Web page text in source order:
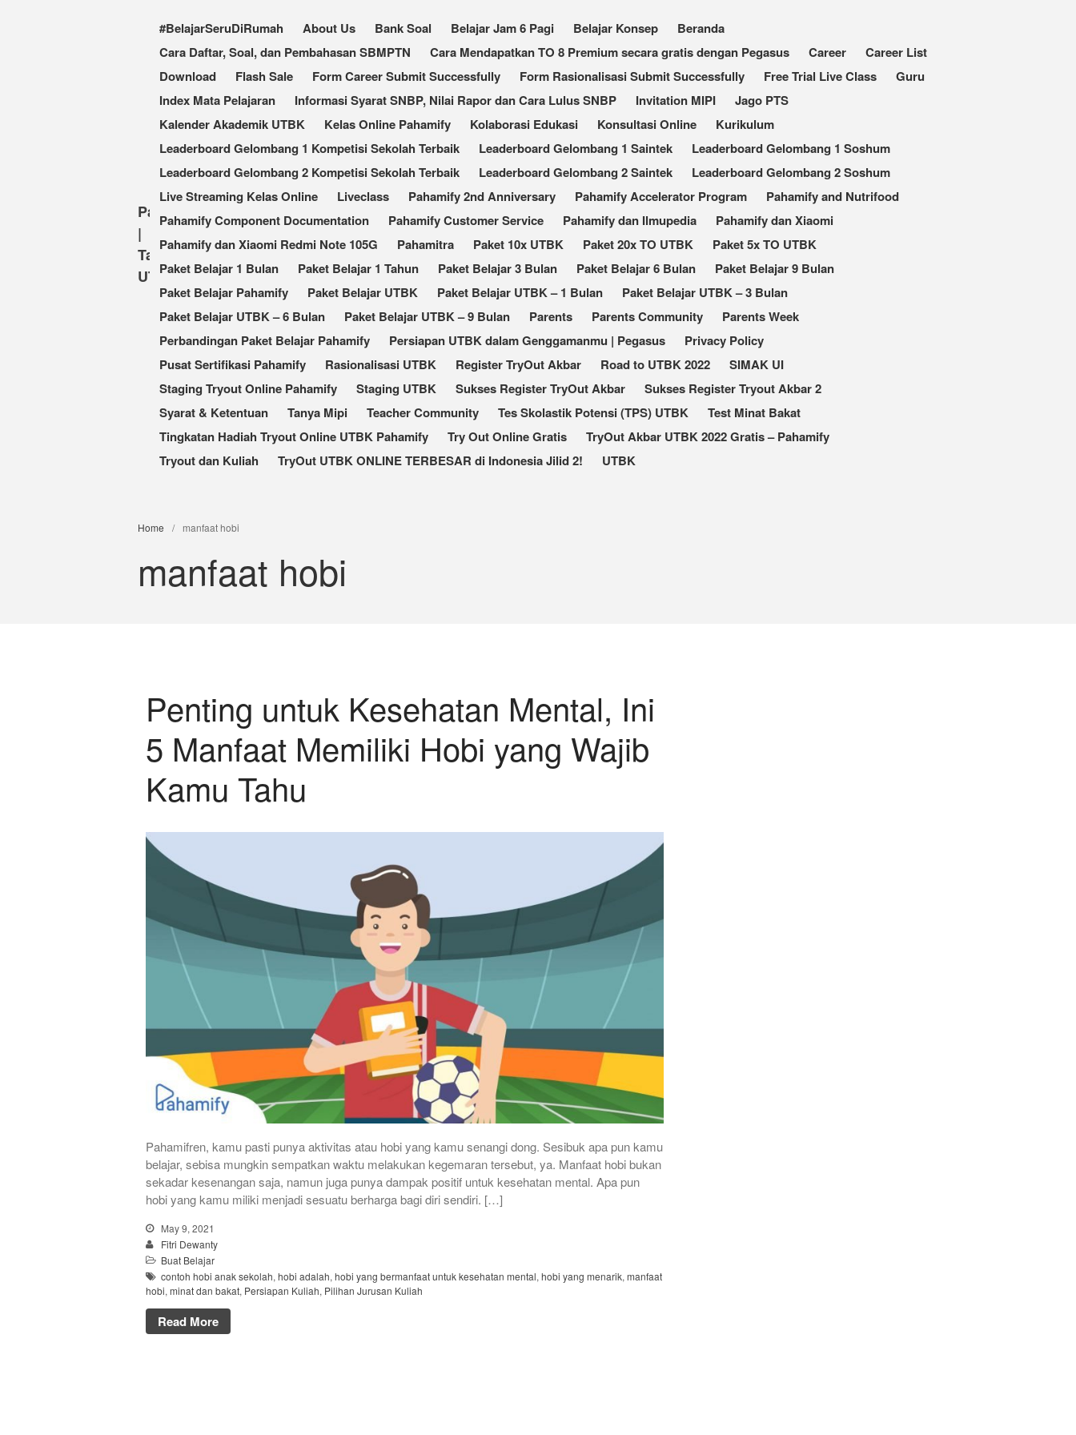
Pahamify
|
Taklukkan
UTBK
#BelajarSeruDiRumah About Us Bank Soal Belajar Jam 6 Pagi Belajar Konsep
Beranda
Cara Daftar, Soal, dan Pembahasan SBMPTN
Cara Mendapatkan TO 8 Premium secara gratis dengan Pegasus Career
Career List
Download
Flash Sale Form Career Submit Successfully Form Rasionalisasi Submit Successfully Free Trial Live Class
Guru
Index Mata Pelajaran
Informasi Syarat SNBP, Nilai Rapor dan Cara Lulus SNBP Invitation MIPI
Jago PTS
Kalender Akademik UTBK
Kelas Online Pahamify Kolaborasi Edukasi Konsultasi Online
Kurikulum
Leaderboard Gelombang 1 Kompetisi Sekolah Terbaik​
Leaderboard Gelombang 1 Saintek
Leaderboard Gelombang 1 Soshum
Leaderboard Gelombang 2 Kompetisi Sekolah Terbaik
Leaderboard Gelombang 2 Saintek
Leaderboard Gelombang 2 Soshum
Live Streaming Kelas Online
Liveclass Pahamify 2nd Anniversary Pahamify Accelerator Program
Pahamify and Nutrifood
Pahamify Component Documentation
Pahamify Customer Service Pahamify dan Ilmupedia
Pahamify dan Xiaomi
Pahamify dan Xiaomi Redmi Note 105G
Pahamitra Paket 10x UTBK Paket 20x TO UTBK
Paket 5x TO UTBK
Paket Belajar 1 Bulan
Paket Belajar 1 Tahun Paket Belajar 3 Bulan Paket Belajar 6 Bulan
Paket Belajar 9 Bulan
Paket Belajar Pahamify
Paket Belajar UTBK Paket Belajar UTBK – 1 Bulan
Paket Belajar UTBK – 3 Bulan
Paket Belajar UTBK – 6 Bulan
Paket Belajar UTBK – 9 Bulan Parents Parents Community
Parents Week
Perbandingan Paket Belajar Pahamify
Persiapan UTBK dalam Genggamanmu | Pegasus
Privacy Policy
Pusat Sertifikasi Pahamify
Rasionalisasi UTBK Register TryOut Akbar Road to UTBK 2022
SIMAK UI
Staging Tryout Online Pahamify
Staging UTBK Sukses Register TryOut Akbar
Sukses Register Tryout Akbar 2
Syarat & Ketentuan
Tanya Mipi Teacher Community Tes Skolastik Potensi (TPS) UTBK
Test Minat Bakat
Tingkatan Hadiah Tryout Online UTBK Pahamify
Try Out Online Gratis
TryOut Akbar UTBK 2022 Gratis – Pahamify
Tryout dan Kuliah
TryOut UTBK ONLINE TERBESAR di Indonesia Jilid 2! UTBK
Home / manfaat hobi
manfaat hobi
Penting untuk Kesehatan Mental, Ini
5 Manfaat Memiliki Hobi yang Wajib
Kamu Tahu
Pahamifren, kamu pasti punya aktivitas atau hobi yang kamu senangi dong. Sesibuk apa pun kamu
belajar, sebisa mungkin sempatkan waktu melakukan kegemaran tersebut, ya. Manfaat hobi bukan
sekadar kesenangan saja, namun juga punya dampak positif untuk kesehatan mental. Apa pun
hobi yang kamu miliki menjadi sesuatu berharga bagi diri sendiri. […]
May 9, 2021
Fitri Dewanty
Buat Belajar
contoh hobi anak sekolah, hobi adalah, hobi yang bermanfaat untuk kesehatan mental, hobi yang menarik, manfaat
hobi, minat dan bakat, Persiapan Kuliah, Pilihan Jurusan Kuliah
Read More